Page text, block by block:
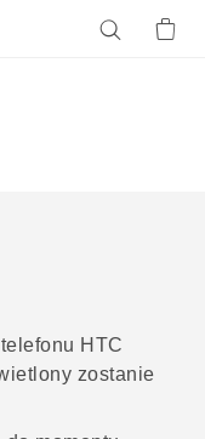
HTC
zostanie